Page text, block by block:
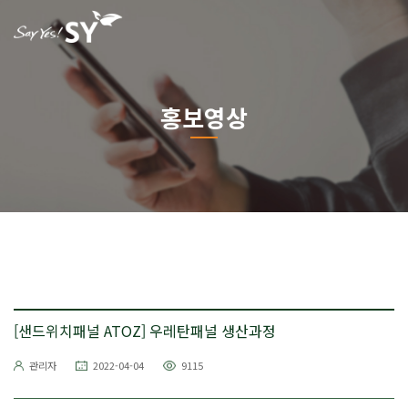
홍보영상
[샌드위치패널 ATOZ] 우레탄패널 생산과정
관리자 2022-04-04 9115